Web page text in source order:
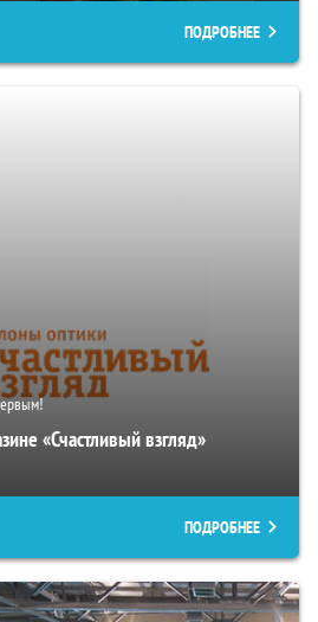
ПОДРОБНЕЕ
«Счастливый взгляд»
ПОДРОБНЕЕ